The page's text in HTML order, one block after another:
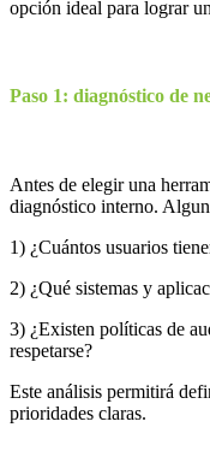
opción ideal para lograr
Paso 1: diagnóstico de
Antes de elegir una
diagnóstico interno.
1) ¿Cuántos usuarios
2) ¿Qué sistemas y
3) ¿Existen políticas de
respetarse?
Este análisis permitirá
prioridades claras.